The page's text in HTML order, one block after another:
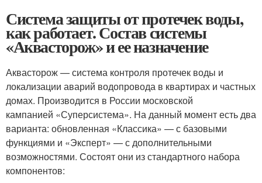
Система защиты от протечек воды,
как работает. Состав системы
«Аквасторож» и ее назначение
Аквасторож — система контроля протечек воды и
локализации аварий водопровода в квартирах и частных
домах. Производится в России московской
кампанией «Суперсистема». На данный момент есть два
варианта: обновленная «Классика» — с базовыми
функциями и «Эксперт» — с дополнительными
возможностями. Состоят они из стандартного набора
компонентов: